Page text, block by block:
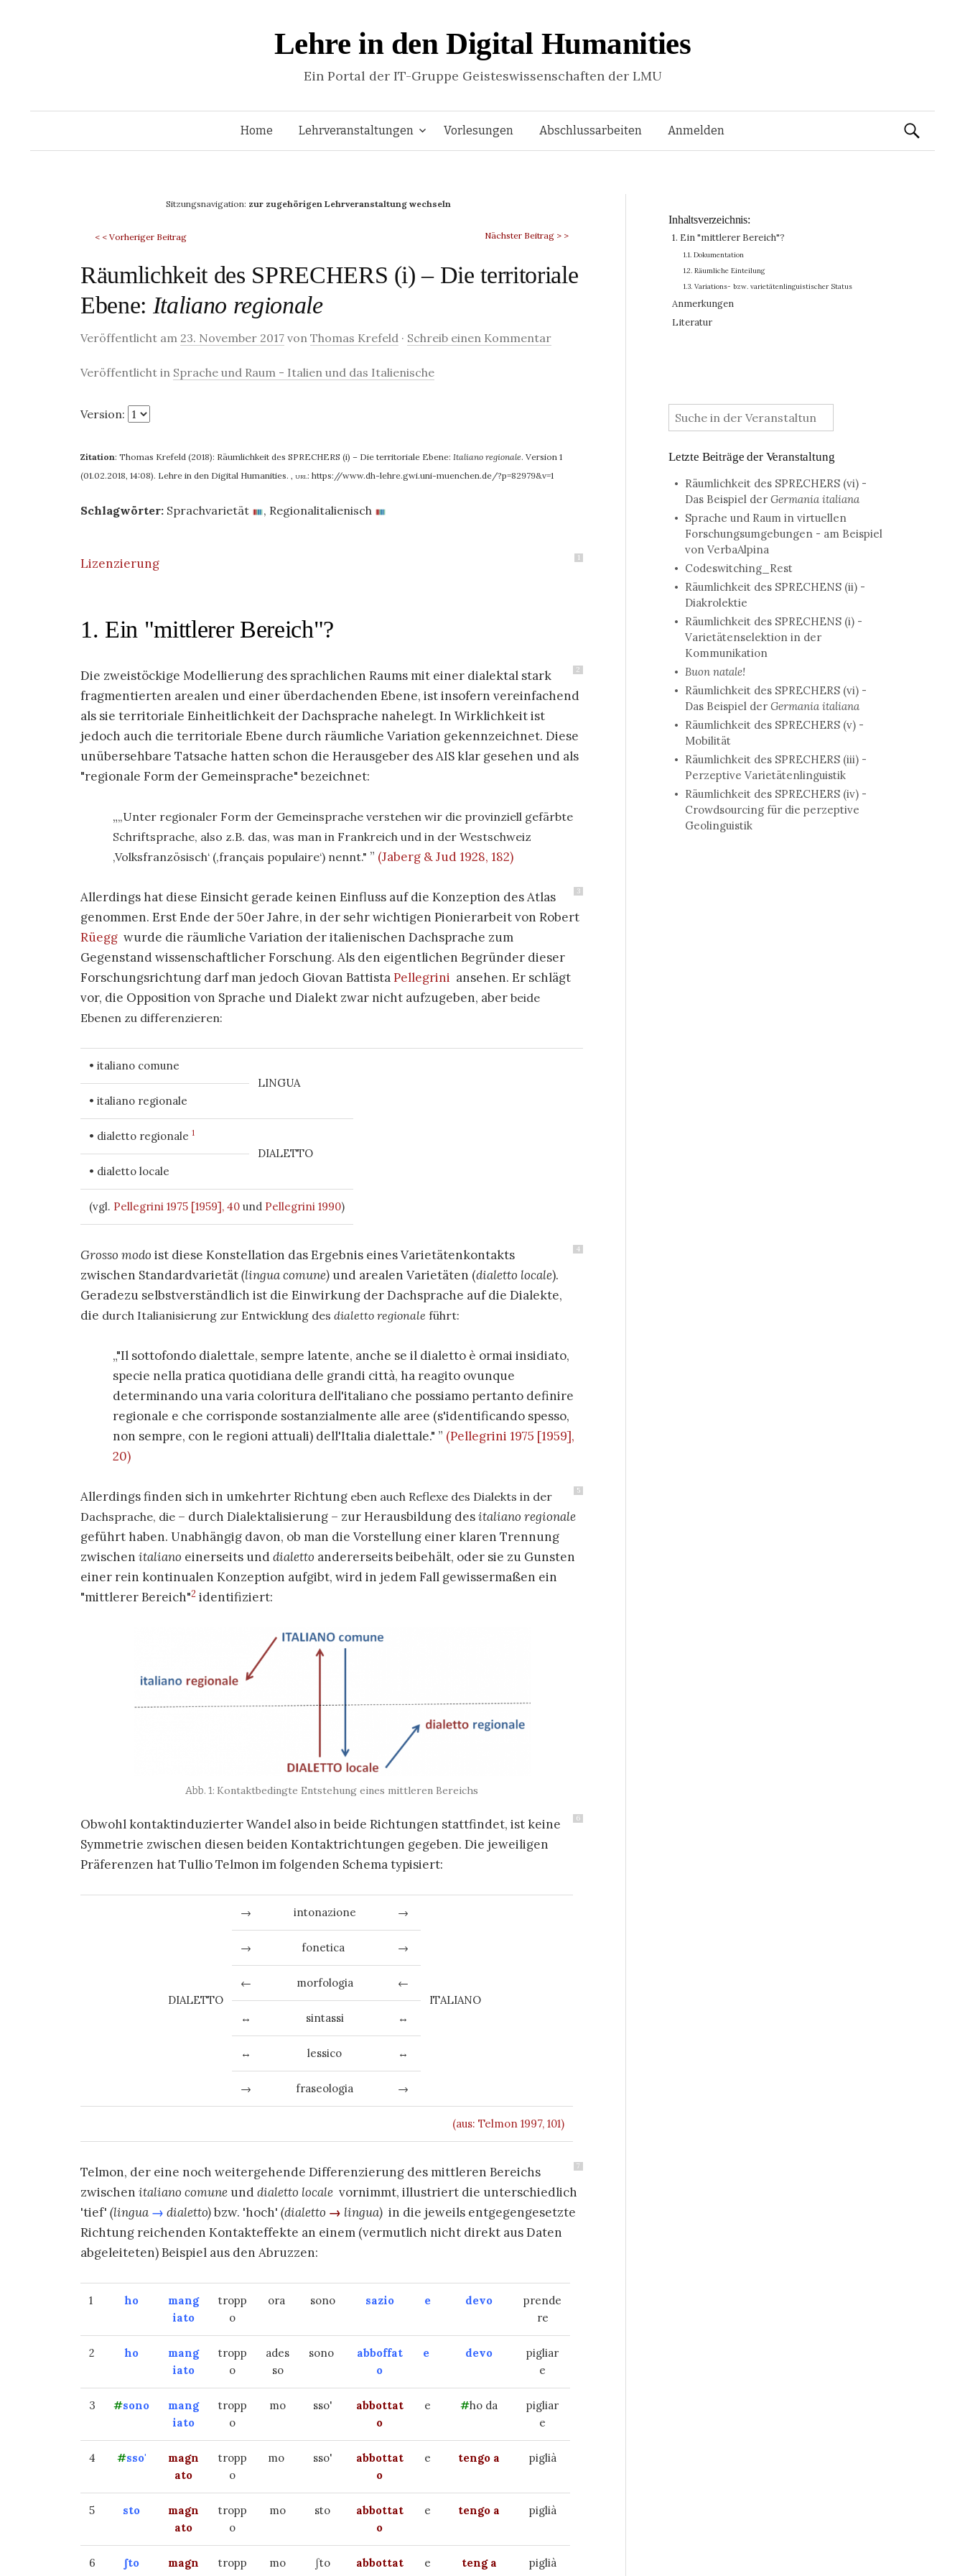
Lehre in den Digital Humanities
Ein Portal der IT-Gruppe Geisteswissenschaften der LMU
Springe
Home Lehrveranstaltungen Vorlesungen Abschlussarbeiten Anmelden Suchen
Sitzungsnavigation: zur zugehörigen Lehrveranstaltung wechseln
< < Vorheriger Beitrag Nächster Beitrag > >
Räumlichkeit des SPRECHERS (i) – Die territoriale
Ebene: Italiano regionale
Veröffentlicht am 23. November 2017 von Thomas Krefeld · Schreib einen Kommentar
Veröffentlicht in Sprache und Raum - Italien und das Italienische
Version:
Zitation: Thomas Krefeld (2018): Räumlichkeit des SPRECHERS (i) – Die territoriale Ebene: Italiano regionale. Version 1
(01.02.2018, 14:08). Lehre in den Digital Humanities. , url: https://www.dh-lehre.gwi.uni-muenchen.de/?p=82979&v=1
Schlagwörter: Sprachvarietät , Regionalitalienisch
1
Lizenzierung
1. Ein "mittlerer Bereich"?
2
Die zweistöckige Modellierung des sprachlichen Raums mit einer dialektal stark
fragmentierten arealen und einer überdachenden Ebene, ist insofern vereinfachend
als sie territoriale Einheitlichkeit der Dachsprache nahelegt. In Wirklichkeit ist
jedoch auch die territoriale Ebene durch räumliche Variation gekennzeichnet. Diese
unübersehbare Tatsache hatten schon die Herausgeber des AIS klar gesehen und als
"regionale Form der Gemeinsprache" bezeichnet:
„Unter regionaler Form der Gemeinsprache verstehen wir die provinziell gefärbte
Schriftsprache, also z.B. das, was man in Frankreich und in der Westschweiz
‚Volksfranzösisch‘ (‚français populaire‘) nennt."
(Jaberg & Jud 1928, 182)
3
Allerdings hat diese Einsicht gerade keinen Einfluss auf die Konzeption des Atlas
genommen. Erst Ende der 50er Jahre, in der sehr wichtigen Pionierarbeit von Robert
Rüegg wurde die räumliche Variation der italienischen Dachsprache zum
Gegenstand wissenschaftlicher Forschung. Als den eigentlichen Begründer dieser
Forschungsrichtung darf man jedoch Giovan BattistaPellegrini ansehen. Er schlägt
vor, die Opposition von Sprache und Dialekt zwar nicht aufzugeben, aber beide
Ebenen zu differenzieren:
• italiano comune
LINGUA
• italiano regionale
• dialetto regionale 1
DIALETTO
• dialetto locale
(vgl. Pellegrini 1975 [1959], 40 und Pellegrini 1990)
4
Grosso modo ist diese Konstellation das Ergebnis eines Varietätenkontakts
zwischen Standardvarietät(lingua comune) und arealen Varietäten (dialetto locale).
Geradezu selbstverständlich ist die Einwirkung der Dachsprache auf die Dialekte,
die durch Italianisierung zur Entwicklung des dialetto regionale führt:
"Il sottofondo dialettale, sempre latente, anche se il dialetto è ormai insidiato,
specie nella pratica quotidiana delle grandi città, ha reagito ovunque
determinando una varia coloritura dell'italiano che possiamo pertanto definire
regionale e che corrisponde sostanzialmente alle aree (s'identificando spesso,
non sempre, con le regioni attuali) dell'Italia dialettale."
(Pellegrini 1975 [1959],
20)
5
Allerdings finden sich in umkehrter Richtung eben auch Reflexe des Dialekts in der
Dachsprache, die – durch Dialektalisierung – zur Herausbildung desitaliano regionale
geführt haben. Unabhängig davon, ob man die Vorstellung einer klaren Trennung
zwischen italiano einerseits unddialetto andererseits beibehält, oder sie zu Gunsten
einer rein kontinualen Konzeption aufgibt, wird in jedem Fall gewissermaßen ein
"mittlerer Bereich"2 identifiziert:
Kontaktbedingte Entstehung eines mittleren Bereichs
6
Obwohl kontaktinduzierter Wandel also in beide Richtungen stattfindet, ist keine
Symmetrie zwischen diesen beiden Kontaktrichtungen gegeben. Die jeweiligen
Präferenzen hat Tullio Telmon im folgenden Schema typisiert:
DIALETTO
→ intonazione →
ITALIANO
→ fonetica →
← morfologia ←
↔ sintassi ↔
↔ lessico ↔
→ fraseologia →
(aus: Telmon 1997, 101)
7
Telmon, der eine noch weitergehende Differenzierung des mittleren Bereichs
zwischen italiano comune unddialetto locale vornimmt, illustriert die unterschiedlich
'tief' (lingua → dialetto)bzw. 'hoch' (dialetto → lingua) in die jeweils entgegengesetzte
Richtung reichenden Kontakteffekte an einem (vermutlich nicht direkt aus Daten
abgeleiteten) Beispiel aus den Abruzzen:
1 ho
mang
iato
tropp
o
ora sono sazio e devo
prende
re
2 ho
mang
iato
tropp
o
ades
so
sono
abboffat
o
e devo
pigliar
e
3 #sono
mang
iato
tropp
o
mo sso'
abbottat
o
e #ho da
pigliar
e
4 #sso'
magn
ato
tropp
o
mo sso'
abbottat
o
e tengo a piglià
5 sto
magn
ato
tropp
o
mo sto
abbottat
o
e tengo a piglià
6 ∫to
magn
tropp
mo ∫to
abbottat
e teng a piglià
Inhaltsverzeichnis:
1. Ein "mittlerer Bereich"?
1.1. Dokumentation
1.2. Räumliche Einteilung
1.3. Variations- bzw. varietätenlinguistischer Status
Anmerkungen
Literatur
:
Letzte Beiträge der Veranstaltung
Räumlichkeit des SPRECHERS (vi) -
Das Beispiel der Germania italiana
Sprache und Raum in virtuellen
Forschungsumgebungen - am Beispiel
von VerbaAlpina
Codeswitching_Rest
Räumlichkeit des SPRECHENS (ii) -
Diakrolektie
Räumlichkeit des SPRECHENS (i) -
Varietätenselektion in der
Kommunikation
Buon natale!
Räumlichkeit des SPRECHERS (vi) -
Das Beispiel der Germania italiana
Räumlichkeit des SPRECHERS (v) -
Mobilität
Räumlichkeit des SPRECHERS (iii) -
Perzeptive Varietätenlinguistik
Räumlichkeit des SPRECHERS (iv) -
Crowdsourcing für die perzeptive
Geolinguistik